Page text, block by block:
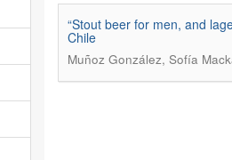
“Stout beer for men, and
Chile
Muñoz González, Sofía